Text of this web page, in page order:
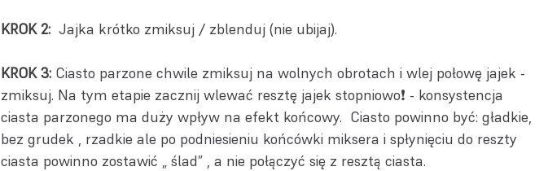
KROK 2: Jajka krótko zmiksuj / zblenduj (nie ubijaj).
KROK 3: Ciasto parzone chwile zmiksuj na wolnych obrotach i wlej połowę jajek -
zmiksuj. Na tym etapie zacznij wlewać resztę jajek stopniowo❗️ - konsystencja
ciasta parzonego ma duży wpływ na efekt końcowy. Ciasto powinno być: gładkie,
bez grudek , rzadkie ale po podniesieniu końcówki miksera i spłynięciu do reszty
ciasta powinno zostawić „ ślad” , a nie połączyć się z resztą ciasta.